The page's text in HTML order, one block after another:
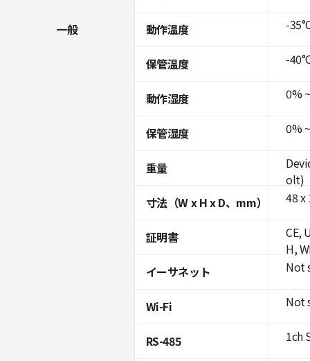
一般 動作温度
保管温度
動作湿度
保管湿度
重量
寸法（W x H x D、mm）
証明書
イーサネット
Wi-Fi
RS-485
-
-
0%
0%
olt)
48 x
CE,
H,
Not
Not
1ch